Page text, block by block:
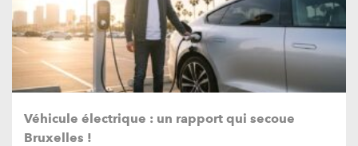
Véhicule électrique : un rapport qui secoue
Bruxelles !